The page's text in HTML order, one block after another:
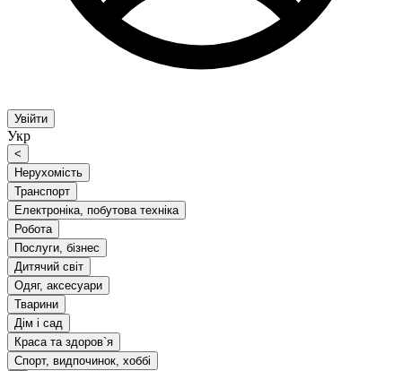
Увійти
Укр
<
Нерухомість
Транспорт
Електроніка, побутова техніка
Робота
Послуги, бізнес
Дитячий світ
Одяг, аксесуари
Тварини
Дім і сад
Краса та здоров`я
Спорт, видпочинок, хоббі